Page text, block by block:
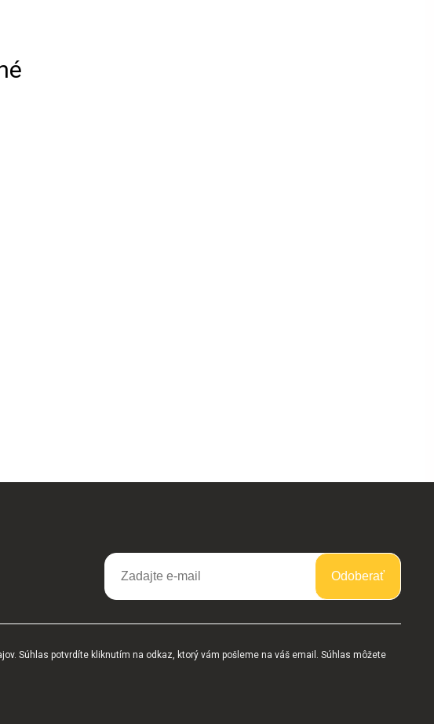
Odoberať
Súhlas potvrdíte kliknutím na odkaz, ktorý vám pošleme na váš email. Súhlas môžete